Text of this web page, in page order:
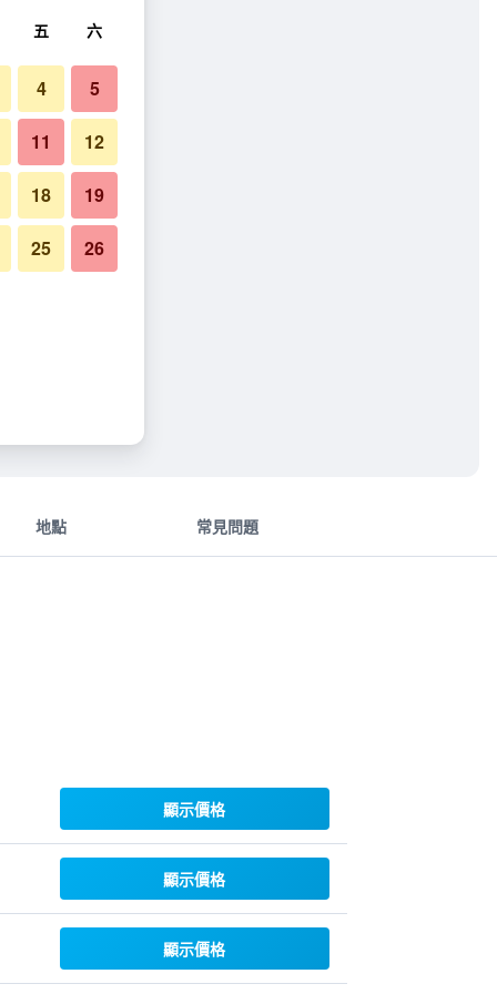
地點 常見問題
顯示價格
顯示價格
顯示價格
五 六
4 5
11 12
18 19
25 26